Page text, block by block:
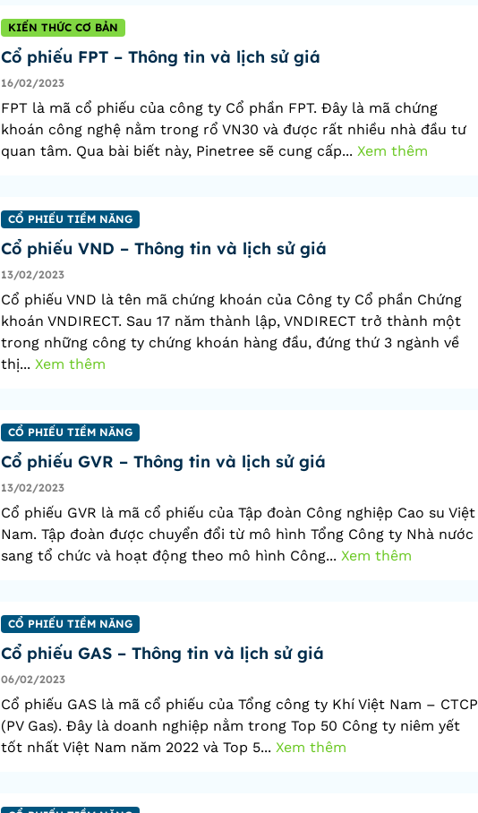
KIẾN THỨC CƠ BẢN
Cổ phiếu FPT – Thông tin và lịch sử giá
16/02/2023
FPT là mã cổ phiếu của công ty Cổ phần FPT. Đây là mã chứng
khoán công nghệ nằm trong rổ VN30 và được rất nhiều nhà đầu tư
quan tâm. Qua bài biết này, Pinetree sẽ cung cấp... Xem thêm
CỔ PHIẾU TIỀM NĂNG
Cổ phiếu VND – Thông tin và lịch sử giá
13/02/2023
Cổ phiếu VND là tên mã chứng khoán của Công ty Cổ phần Chứng
khoán VNDIRECT. Sau 17 năm thành lập, VNDIRECT trở thành một
trong những công ty chứng khoán hàng đầu, đứng thứ 3 ngành về
thị... Xem thêm
CỔ PHIẾU TIỀM NĂNG
Cổ phiếu GVR – Thông tin và lịch sử giá
13/02/2023
Cổ phiếu GVR là mã cổ phiếu của Tập đoàn Công nghiệp Cao su Việt
Nam. Tập đoàn được chuyển đổi từ mô hình Tổng Công ty Nhà nước
sang tổ chức và hoạt động theo mô hình Công... Xem thêm
CỔ PHIẾU TIỀM NĂNG
Cổ phiếu GAS – Thông tin và lịch sử giá
06/02/2023
Cổ phiếu GAS là mã cổ phiếu của Tổng công ty Khí Việt Nam – CTCP
(PV Gas). Đây là doanh nghiệp nằm trong Top 50 Công ty niêm yết
tốt nhất Việt Nam năm 2022 và Top 5... Xem thêm